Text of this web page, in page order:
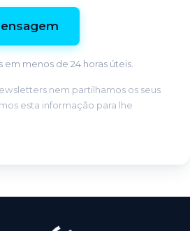
menos de 24 horas úteis.
nem partilhamos os seus
esta informação para lhe